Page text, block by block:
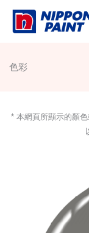
Skip
色彩
* 本網頁所顯示的顏